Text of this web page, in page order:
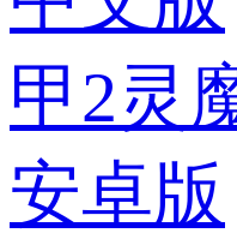
甲2灵
安卓版